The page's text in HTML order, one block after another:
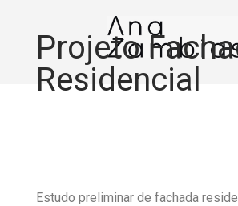
Projeto
Residencial
Estudo preliminar de fachada